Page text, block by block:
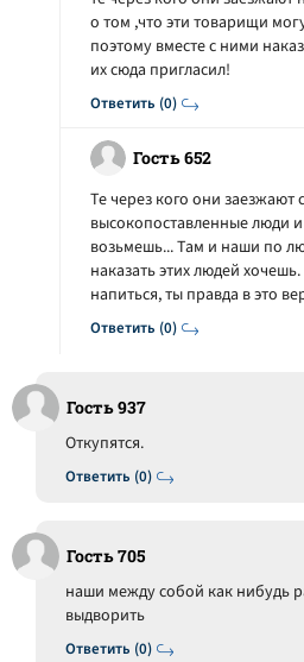
Ответить (0)
о том ,что эти товарищи
поэтому вместе с ними
их сюда пригласил!
Гость 652
Ответить (0)
Те через кого они заезжают
высокопоставленные люди
возьмешь... Там и наши по
наказать этих людей
напиться, ты правда в это
Гость 937
Ответить (0)
Откупятся.
Гость 705
Ответить (0)
наши между собой как нибудь
выдворить